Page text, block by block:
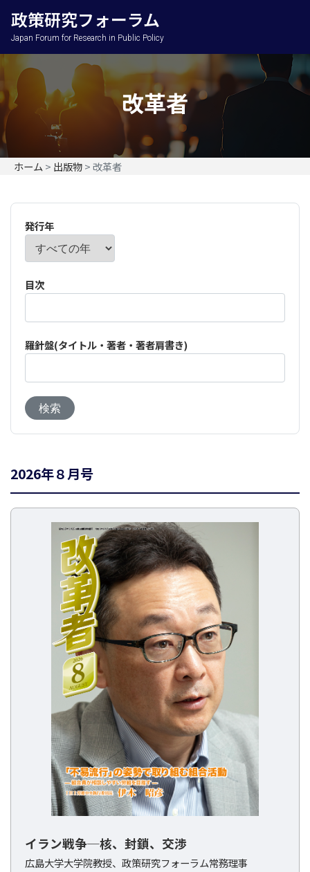
政策研究フォーラム
Japan Forum for Research in Public Policy
改革者
ホーム > 出版物>改革者
発行年
目次
羅針盤(タイトル・著者・著者肩書き)
2026年８月号
イラン戦争─核、封鎖、交渉
広島大学大学院教授、政策研究フォーラム常務理事